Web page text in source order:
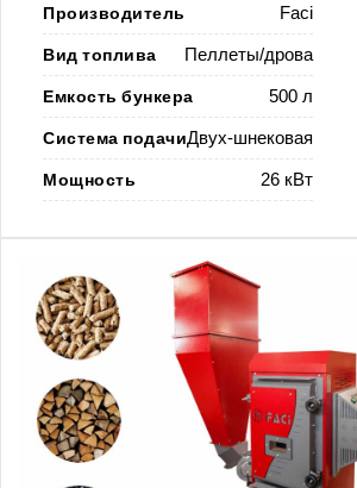
Производитель Faci
Вид топлива Пеллеты/дрова
Емкость бункера 500 л
Система подачиДвух-шнековая
Мощность 26 кВт